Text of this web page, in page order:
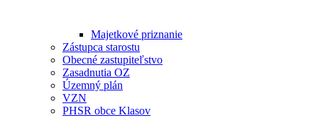
Majetkové priznanie
Zástupca starostu
Obecné zastupiteľstvo
Zasadnutia OZ
Územný plán
VZN
PHSR obce Klasov